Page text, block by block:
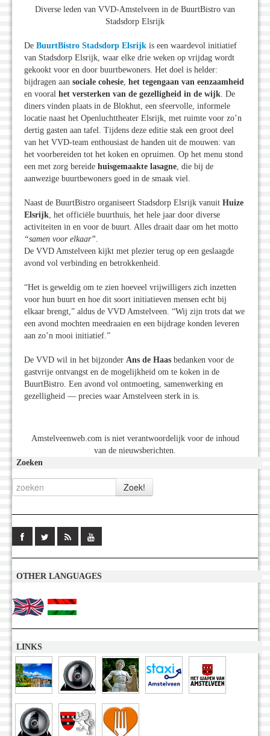
Diverse leden van VVD-Amstelveen in de BuurtBistro van
Stadsdorp Elsrijk
De BuurtBistro Stadsdorp Elsrijk is een waardevol initiatief
van Stadsdorp Elsrijk, waar elke drie weken op vrijdag wordt
gekookt voor en door buurtbewoners. Het doel is helder:
bijdragen aan sociale cohesie het tegengaan van eenzaamheid
en vooral het versterken van de gezelligheid in de wijk . De
diners vinden plaats in de Blokhut, een sfeervolle, informele
locatie naast het Openluchttheater Elsrijk, met ruimte voor zo’n
dertig gasten aan tafel. Tijdens deze editie stak een groot deel
van het VVD-team enthousiast de handen uit de mouwen: van
het voorbereiden tot het koken en opruimen. Op het menu stond
een met zorg bereide huisgemaakte lasagne , die bij de
aanwezige buurtbewoners goed in de smaak viel.
Naast de BuurtBistro organiseert Stadsdorp Elsrijk vanuit Huize
Elsrijk , het officiële buurthuis, het hele jaar door diverse
activiteiten in en voor de buurt. Alles draait daar om het motto
“samen voor elkaar”
De VVD Amstelveen kijkt met plezier terug op een geslaagde
avond vol verbinding en betrokkenheid.
“Het is geweldig om te zien hoeveel vrijwilligers zich inzetten
voor hun buurt en hoe dit soort initiatieven mensen echt bij
elkaar brengt,” aldus de VVD Amstelveen. “Wij zijn trots dat we
een avond mochten meedraaien en een bijdrage konden leveren
aan zo’n mooi initiatief.”
De VVD wil in het bijzonder Ans de Haas bedanken voor de
gastvrije ontvangst en de mogelijkheid om te koken in de
BuurtBistro. Een avond vol ontmoeting, samenwerking en
gezelligheid — precies waar Amstelveen sterk in is.
Amstelveenweb.com is niet verantwoordelijk voor de inhoud
van de nieuwsberichten.
Zoeken
OTHER LANGUAGES
LINKS